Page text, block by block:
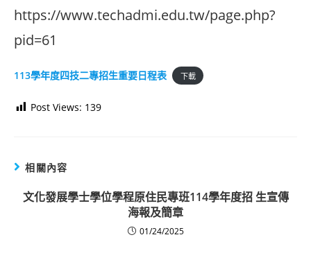
https://www.techadmi.edu.tw/page.php?
pid=61
113學年度四技二專招生重要日程表 下載
Post Views: 139
相關內容
文化發展學士學位學程原住民專班114學年度招 生宣傳
海報及簡章
01/24/2025